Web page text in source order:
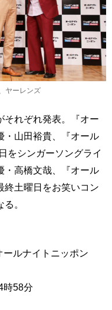
ヤーレンズ
それぞれ発表。『オー
・山田裕貴、『オール
をシンガーソングライ
・高橋文哉、『オール
終土曜日をお笑いコン
。
ルナイトニッポン
58分